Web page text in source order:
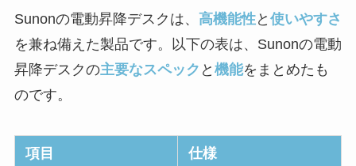
Sunonの電動昇降デスクは、 高機能性と 使いやすさ
を兼ね備えた製品です。以下の表は、Sunonの電動
昇降デスクの主要なスペック と 機能をまとめたも
のです。
項目 仕様